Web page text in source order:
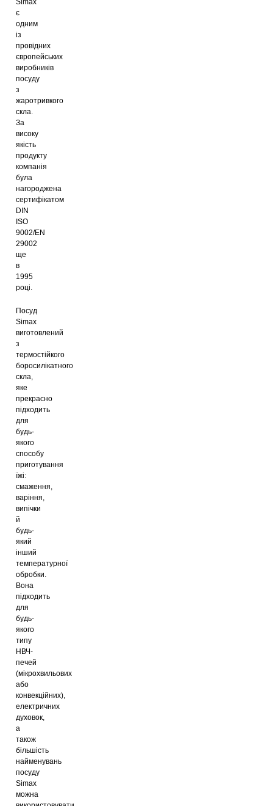
Simax
є
одним
із
провідних
європейських
виробників
посуду
з
жаротривкого
скла.
За
високу
якість
продукту
компанія
була
нагороджена
сертифікатом
DIN
ISO
9002/EN
29002
ще
в
1995
році.
Посуд
Simax
виготовлений
з
термостійкого
боросилікатного
скла,
яке
прекрасно
підходить
для
будь-
якого
способу
приготування
їжі:
смаження,
варіння,
випічки
й
будь-
який
інший
температурної
обробки.
Вона
підходить
для
будь-
якого
типу
НВЧ-
печей
(мікрохвильових
або
конвекційних),
електричних
духовок,
а
також
більшість
найменувань
посуду
Simax
можна